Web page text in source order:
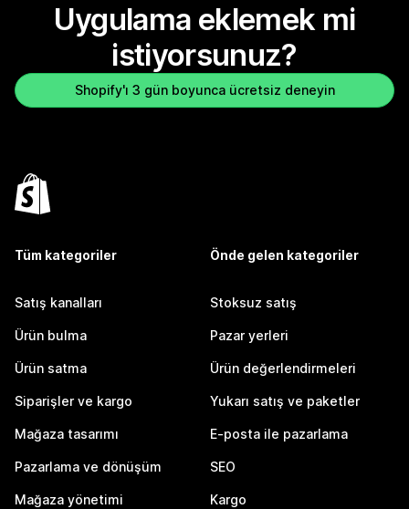
Uygulama eklemek mi
istiyorsunuz?
Shopify'ı 3 gün boyunca ücretsiz deneyin
Tüm kategoriler
Satış kanalları
Ürün bulma
Ürün satma
Siparişler ve kargo
Mağaza tasarımı
Pazarlama ve dönüşüm
Mağaza yönetimi
Önde gelen kategoriler
Stoksuz satış
Pazar yerleri
Ürün değerlendirmeleri
Yukarı satış ve paketler
E-posta ile pazarlama
SEO
Kargo